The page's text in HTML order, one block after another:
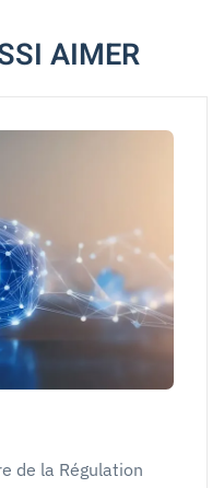
AIMER
de la Régulation